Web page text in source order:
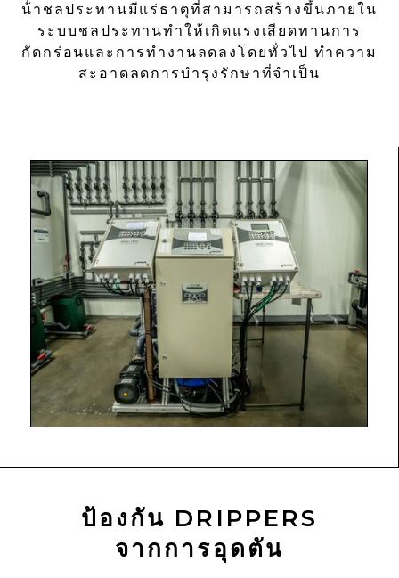
น้ําชลประทานมีแร่ธาตุที่สามารถสร้างขึ้นภายใน
ระบบชลประทานทําให้เกิดแรงเสียดทานการ
กัดกร่อนและการทํางานลดลงโดยทั่วไป ทําความ
สะอาดลดการบํารุงรักษาที่จําเป็น
ป้องกัน DRIPPERS
จากการอุดตัน